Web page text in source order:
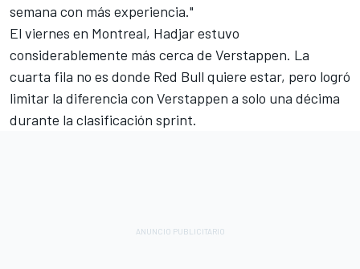
semana con más experiencia."
El viernes en Montreal, Hadjar estuvo
considerablemente más cerca de Verstappen. La
cuarta fila no es donde Red Bull quiere estar, pero logró
limitar la diferencia con Verstappen a solo una décima
durante la clasificación sprint.